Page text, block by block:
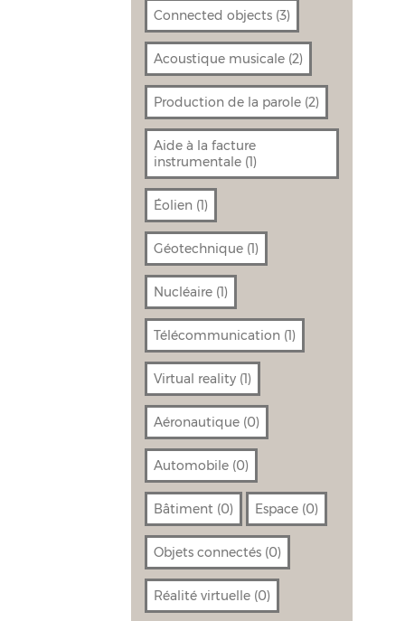
Connected objects (3)
Acoustique musicale (2)
Production de la parole (2)
Aide à la facture
instrumentale (1)
Éolien (1)
Géotechnique (1)
Nucléaire (1)
Télécommunication (1)
Virtual reality (1)
Aéronautique (0)
Automobile (0)
Bâtiment (0) Espace (0)
Objets connectés (0)
Réalité virtuelle (0)